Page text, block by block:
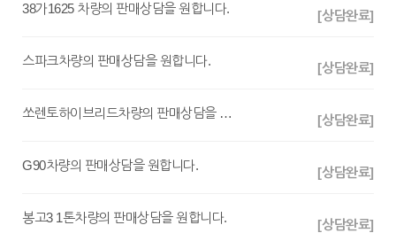
38가1625 차량의 판매상담을 원합니다. [상담완료]
스파크차량의 판매상담을 원합니다. [상담완료]
쏘렌토하이브리드차량의 판매상담을 원합니다. [상담완료]
G90차량의 판매상담을 원합니다. [상담완료]
봉고3 1톤차량의 판매상담을 원합니다. [상담완료]